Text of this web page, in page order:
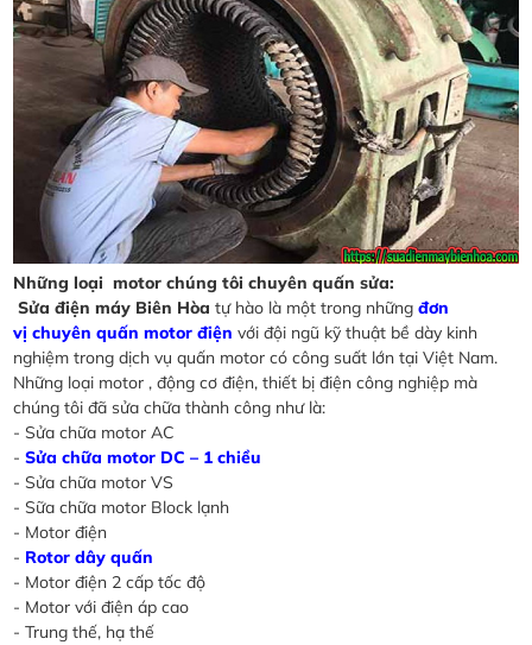
Những loại motor chúng tôi chuyên quấn sửa:
Sửa điện máy Biên Hòa tự hào là một trong nhữngđơn
vị chuyên quấn motor điện với đội ngũ kỹ thuật bề dày kinh
nghiệm trong dịch vụ quấn motor có công suất lớn tại Việt Nam.
Những loại motor , động cơ điện, thiết bị điện công nghiệp mà
chúng tôi đã sửa chữa thành công như là:
- Sửa chữa motor AC
-Sửa chữa motor DC – 1 chiều
- Sửa chữa motor VS
- Sữa chữa motor Block lạnh
- Motor điện
- Rotor dây quấn
- Motor điện 2 cấp tốc độ
- Motor với điện áp cao
- Trung thế, hạ thế